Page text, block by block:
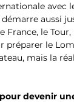
avec
aussi
le
préparer le
mais la
devenir